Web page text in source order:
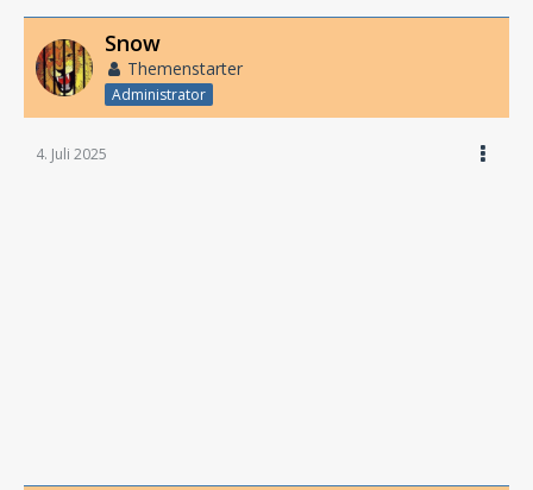
Snow
Themenstarter
Administrator
4. Juli 2025